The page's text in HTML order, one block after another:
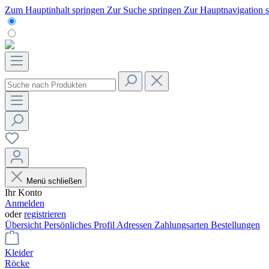
Zum Hauptinhalt springen Zur Suche springen Zur Hauptnavigation
Menü schließen
Ihr Konto
Anmelden
oderregistrieren
Übersicht Persönliches Profil Adressen Zahlungsarten Bestellungen
Kleider
Röcke